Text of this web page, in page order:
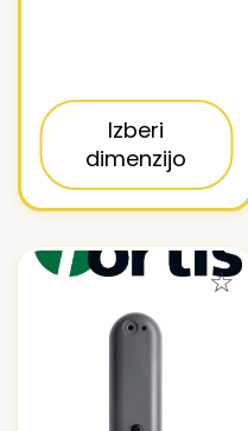
Izberi
dimenzijo